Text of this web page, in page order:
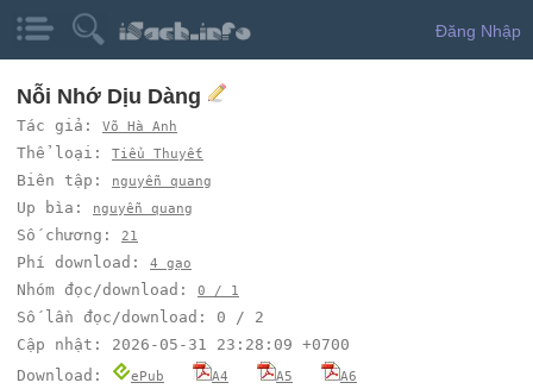
Đăng Nhập
Nỗi Nhớ Dịu Dàng
Tác giả: Võ Hà Anh
Thể loại: Tiểu Thuyết
Biên tập: nguyễn quang
Up bìa: nguyễn quang
Số chương: 21
Phí download: 4 gạo
Nhóm đọc/download: 0 / 1
Số lần đọc/download: 0 / 2
Cập nhật: 2026-05-31 23:28:09 +0700
Download:
ePub A4 A5 A6